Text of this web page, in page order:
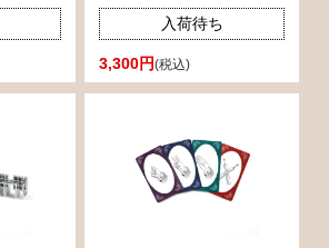
入荷待ち
3,300円(税込)